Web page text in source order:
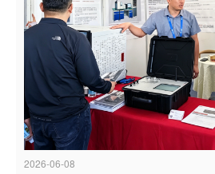
2026-06-08